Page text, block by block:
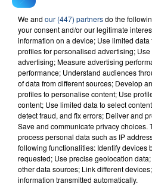
23 juillet 2026
INCENDIE MORTEL À
SON BÉBÉ ENTRE LA VIE
Un homme s'est immolé par
aspergé sa compagne et
d'un liquide inflammable.
20 juillet 2026
UNE ADOLESCENTE
We and our (447) partnersdo the
your consent and/or our legitimate
information on a device; Use limited
profiles for personalised advertising;
advertising; Measure advertising
performance; Understand audiences
of data from different sources; Develop
profiles to personalise content; Use
content; Use limited data to select
detect fraud, and fix errors; Deliver and
Save and communicate privacy choices.
process personal data such as IP
following functionalities: Identify devices
requested; Use precise geolocation
other data sources; Link different
information transmitted automatically.